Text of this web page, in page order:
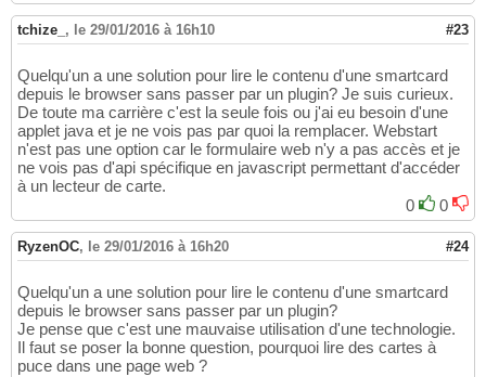
tchize_ , le 29/01/2016 à 16h10 #23
Quelqu'un a une solution pour lire le contenu d'une smartcard
depuis le browser sans passer par un plugin? Je suis curieux.
De toute ma carrière c'est la seule fois ou j'ai eu besoin d'une
applet java et je ne vois pas par quoi la remplacer. Webstart
n'est pas une option car le formulaire web n'y a pas accès et je
ne vois pas d'api spécifique en javascript permettant d'accéder
à un lecteur de carte.
0
0
RyzenOC, le 29/01/2016 à 16h20 #24
Quelqu'un a une solution pour lire le contenu d'une smartcard
depuis le browser sans passer par un plugin?
Je pense que c'est une mauvaise utilisation d'une technologie.
Il faut se poser la bonne question, pourquoi lire des cartes à
puce dans une page web ?